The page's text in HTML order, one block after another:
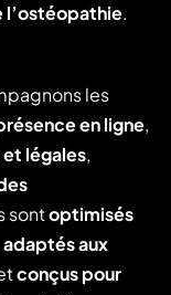
l’ostéopathie.
les
en ligne,
légales,
sontoptimisés
adaptés aux
conçus pour